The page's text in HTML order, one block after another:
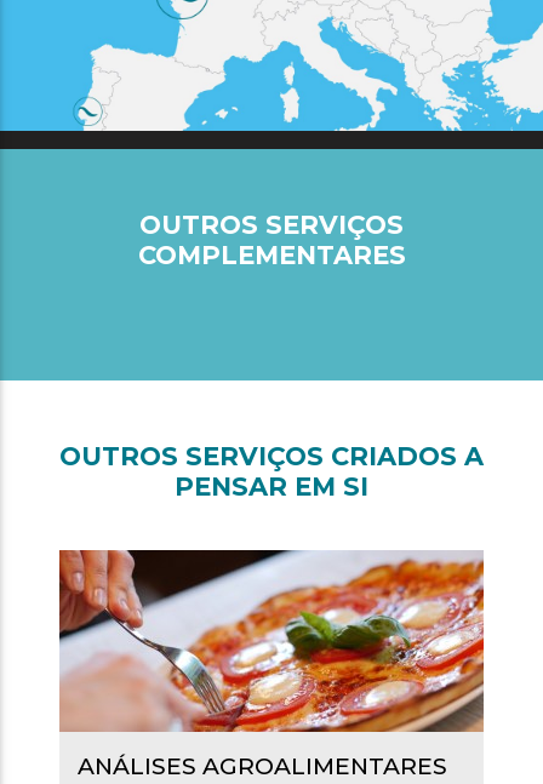
OUTROS SERVIÇOS
COMPLEMENTARES
OUTROS SERVIÇOS CRIADOS A
PENSAR EM SI
ANÁLISES AGROALIMENTARES